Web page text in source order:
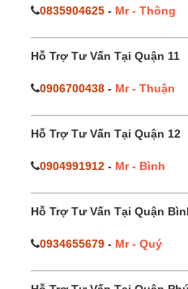
0835904625 - Mr - Thông
Hỗ Trợ Tư Vấn Tại Quận 11
0906700438 - Mr - Thuận
Hỗ Trợ Tư Vấn Tại Quận 12
0904991912 - Mr - Bình
Hỗ Trợ Tư Vấn Tại Quận
0934655679 - Mr - Quý